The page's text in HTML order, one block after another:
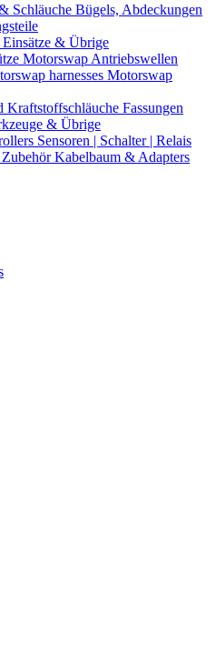
Schläuche Bügels, Abdeckungen
Einsätze & Übrige
Motorswap Antriebswellen
harnesses Motorswap
Kraftstoffschläuche Fassungen
& Übrige
Sensoren | Schalter | Relais
Kabelbaum & Adapters